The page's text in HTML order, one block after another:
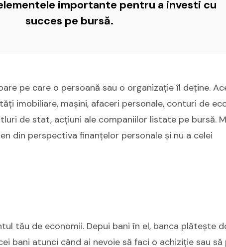
importante pentru a investi cu
succes pe bursă.
pe care o persoană sau o organizație îl deține.
imobiliare, mașini, afaceri personale, conturi de
de stat, acțiuni ale companiilor listate pe bursă.
din perspectiva finanțelor personale și nu a celei
tău de economii. Depui bani în el, banca plătește
bani atunci când ai nevoie să faci o achiziție sau